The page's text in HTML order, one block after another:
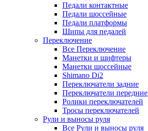
Педали контактные
Педали шоссейные
Педали платформы
Шипы для педалей
Переключение
Все Переключение
Манетки и шифтеры
Манетки шоссейные
Shimano Di2
Переключатели задние
Переключатели передние
Ролики переключателей
Тросы переключателей
Рули и выносы руля
Все Рули и выносы руля